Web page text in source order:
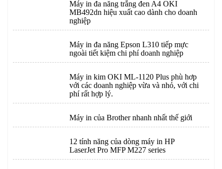
Máy in đa năng trắng đen A4 OKI
MB492dn hiệu xuất cao dành cho doanh
nghiệp
Máy in đa năng Epson L310 tiếp mực
ngoài tiết kiệm chi phí doanh nghiệp
Máy in kim OKI ML-1120 Plus phù hơp
với các doanh nghiệp vừa và nhỏ, với chi
phí rất hợp lý.
Máy in của Brother nhanh nhất thế giới
12 tính năng của dòng máy in HP
LaserJet Pro MFP M227 series